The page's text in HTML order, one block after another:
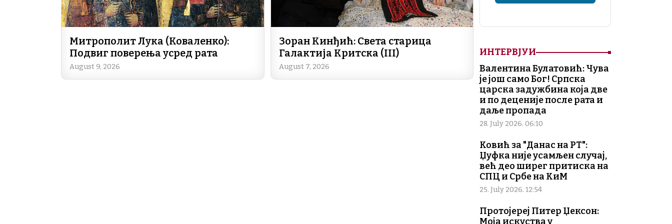
Митрополит Лука (Коваленко):
Подвиг поверења усред рата
August 9, 2026
Зоран Кинђић: Света старица
Галактија Критска (III)
August 7, 2026
ИНТЕРВЈУИ
Валентина Булатовић: Чува
је још само Бог! Српска
царска задужбина која две
и по деценије после рата и
даље пропада
28. July 2026. 06:10
Ковић за "Данас на РТ":
Џуфка није усамљен случај,
већ део ширег притиска на
СПЦ и Србе на КиМ
25. July 2026. 12:54
Протојереј Питер Џексон:
Моја искуства у